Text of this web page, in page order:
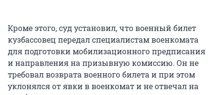
Кроме этого, суд установил, что военный билет
кузбассовец передал специалистам военкомата
для подготовки мобилизационного предписания
и направления на призывную комиссию. Он не
требовал возврата военного билета и при этом
уклонялся от явки в военкомат и не отвечал на